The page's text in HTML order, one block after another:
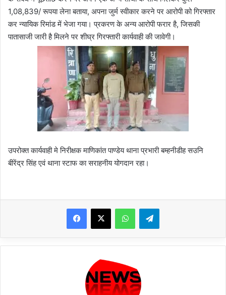
1,08,839/ रूपया लेना बताया, अपना जुर्म स्वीकार करने पर आरोपी को गिरफ्तार
कर न्यायिक रिमांड में भेजा गया। प्रकरण के अन्य आरोपी फरार है, जिसकी
पातासाजी जारी है मिलने पर शीघ्र गिरफ्तारी कार्यवाही की जावेगी।
उपरोक्त कार्यवाही मे निरीक्षक माणिकांत पाण्डेय थाना प्रभारी बम्हनीडीह सउनि
बीरेंद्र सिंह एवं थाना स्टाफ का सराहनीय योगदान रहा।
WhatsAppTelegram